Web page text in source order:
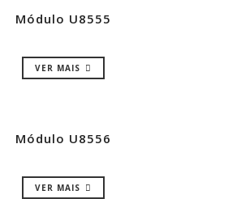
Módulo U8555
VER MAIS
Módulo U8556
VER MAIS